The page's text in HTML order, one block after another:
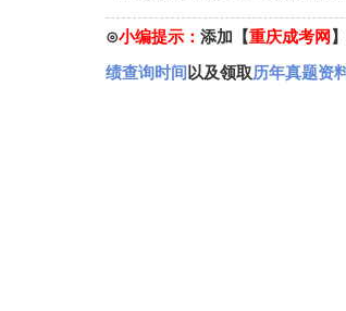
⊙小编提示： 添加【重庆成考网
绩查询时间 以及领取历年真题资